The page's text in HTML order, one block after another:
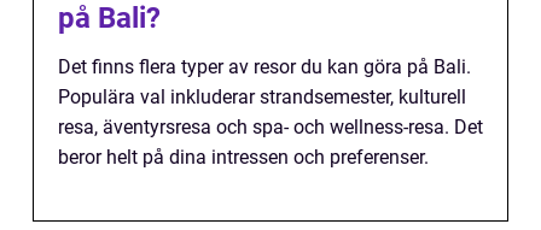
på Bali?
Det finns flera typer av resor du kan göra på Bali.
Populära val inkluderar strandsemester, kulturell
resa, äventyrsresa och spa- och wellness-resa. Det
beror helt på dina intressen och preferenser.